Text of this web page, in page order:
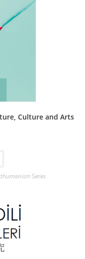
Culture and Arts
Series